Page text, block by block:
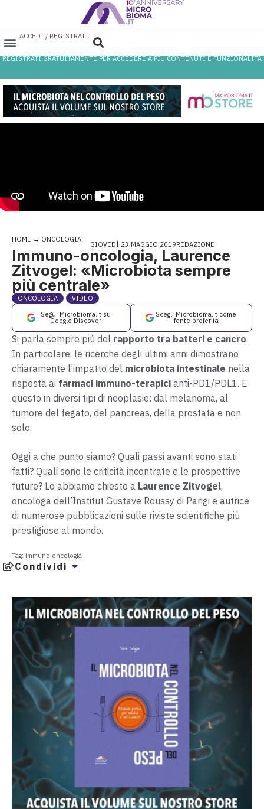
ACCEDI / REGISTRATI
REGISTRATI GRATUITAMENTE PER ACCEDERE A PIÙ CONTENUTI E FUNZIONALITÀ
HOME → ONCOLOGIA
GIOVEDÌ 23 MAGGIO 2019REDAZIONE
Immuno-oncologia, Laurence
Zitvogel: «Microbiota sempre
più centrale»
ONCOLOGIA
VIDEO
Segui Microbioma.it su
Google Discover
Scegli Microbioma.it come
fonte preferita
Si parla sempre più del rapporto tra batteri e cancro.
In particolare, le ricerche degli ultimi anni dimostrano
chiaramente l’impatto del microbiota intestinale nella
risposta ai farmaci immuno-terapici anti-PD1/PDL1. E
questo in diversi tipi di neoplasie: dal melanoma, al
tumore del fegato, del pancreas, della prostata e non
solo.
Oggi a che punto siamo? Quali passi avanti sono stati
fatti? Quali sono le criticità incontrate e le prospettive
future? Lo abbiamo chiesto a Laurence Zitvogel,
oncologa dell’Institut Gustave Roussy di Parigi e autrice
di numerose pubblicazioni sulle riviste scientifiche più
prestigiose al mondo.
Tag: immuno oncologia
Condividi